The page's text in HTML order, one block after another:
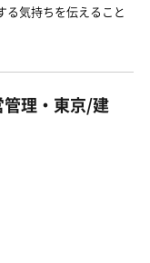
る気持ちを伝えること
理・東京/建